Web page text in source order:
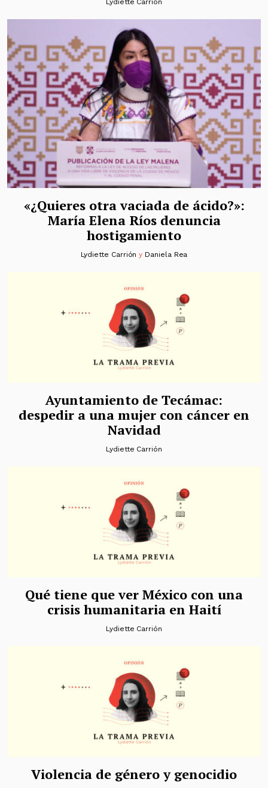
Lydiette Carrión
«¿Quieres otra vaciada de ácido?»:
María Elena Ríos denuncia
hostigamiento
Lydiette Carrión y Daniela Rea
Ayuntamiento de Tecámac:
despedir a una mujer con cáncer en
Navidad
Lydiette Carrión
Qué tiene que ver México con una
crisis humanitaria en Haití
Lydiette Carrión
Violencia de género y genocidio